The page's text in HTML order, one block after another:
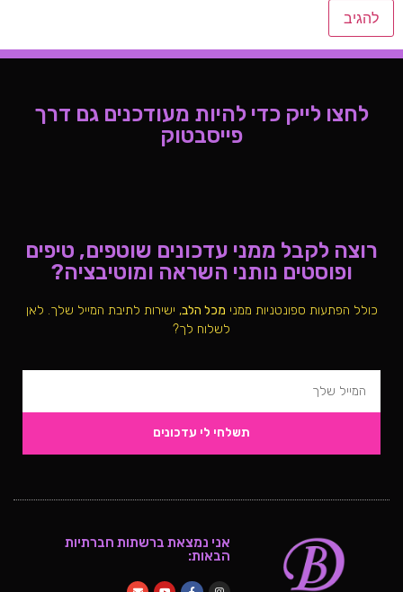
לחצו לייק כדי להיות מעודכנים גם דרך
פייסבטוק
רוצה לקבל ממני עדכונים שוטפים, טיפים
ופוסטים נותני השראה ומוטיבציה?
כולל הפתעות ספונטניות ממני מכל הלב, ישירות לתיבת המייל שלך. לאן
לשלוח לך?
תשלחי לי עדכונים
אני נמצאת ברשתות חברתיות
הבאות: